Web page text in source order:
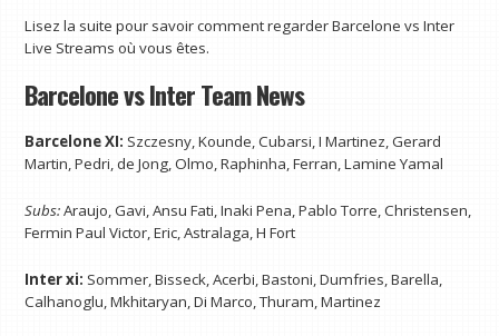
Lisez la suite pour savoir comment regarder Barcelone vs Inter
Live Streams où vous êtes.
Barcelone vs Inter Team News
Barcelone XI: Szczesny, Kounde, Cubarsi, I Martinez, Gerard
Martin, Pedri, de Jong, Olmo, Raphinha, Ferran, Lamine Yamal
Subs:Araujo, Gavi, Ansu Fati, Inaki Pena, Pablo Torre, Christensen,
Fermin Paul Victor, Eric, Astralaga, H Fort
Inter xi: Sommer, Bisseck, Acerbi, Bastoni, Dumfries, Barella,
Calhanoglu, Mkhitaryan, Di Marco, Thuram, Martinez